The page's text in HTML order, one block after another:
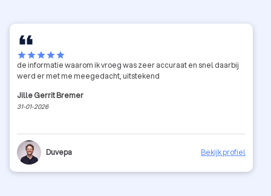
starstarstarstarstar
de informatie waarom ik vroeg was zeer accuraat en snel daarbij
werd er met me meegedacht, uitstekend
Jille Gerrit Bremer
31-01-2026
Duvepa Bekijk profiel